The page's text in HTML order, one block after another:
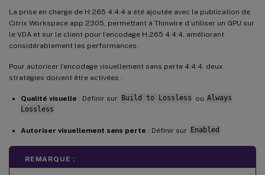
La prise en charge de H.265 4:4:4 a été ajoutée avec la publication de
Citrix Workspace app 2305, permettant à Thinwire d’utiliser un GPU sur
le VDA et sur le client pour l’encodage H.265 4:4:4, améliorant
considérablement les performances.
Pour autoriser l’encodage visuellement sans perte 4:4:4, deux
stratégies doivent être activées :
Qualité visuelle : Définir sur Build to Lossless ou Always
Lossless
Autoriser visuellement sans perte : Définir sur Enabled
REMARQUE :